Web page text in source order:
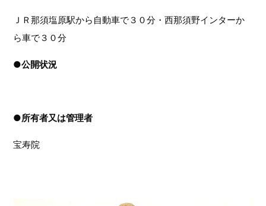
ＪＲ那須塩原駅から自動車で３０分・西那須野インターか
ら車で３０分
●公開状況
●所有者又は管理者
宝寿院